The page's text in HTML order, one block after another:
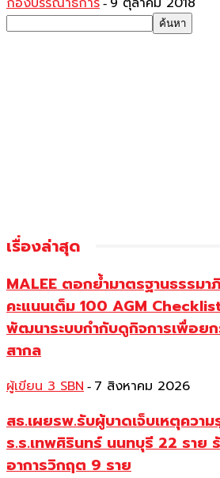
-
เรื่องล่าสุด
MALEE ตอกย้ำมาตรฐานธรรมา
คะแนนเต็ม 100 AGM
พัฒนาระบบกำกับดูกิจการเพื่อย
สากล
ผู้เขียน 3 SBN - 7 สิงหาคม 2026
สธ.เผยรพ.รับผู้บาดเจ็บเหตุควา
ร.ร.เทพศิรินทร์ นนทบุรี 22 ราย
อาการวิกฤต 9 ราย